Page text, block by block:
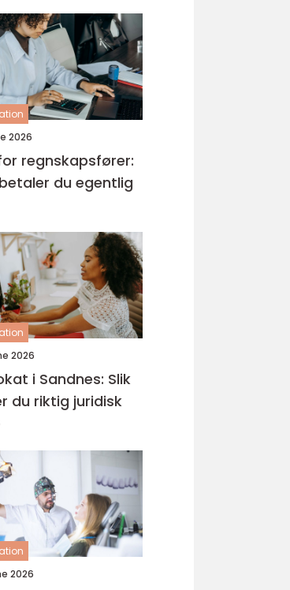
2026
regnskapsfører:
du egentlig
2026
i Sandnes: Slik
du riktig juridisk
2026